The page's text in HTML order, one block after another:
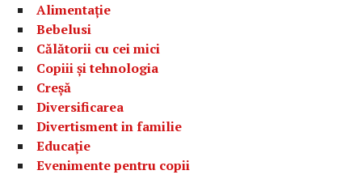
Alimentație
Bebelusi
Călătorii cu cei mici
Copiii și tehnologia
Creșă
Diversificarea
Divertisment in familie
Educație
Evenimente pentru copii